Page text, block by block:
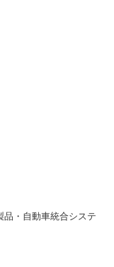
・自動車統合システ